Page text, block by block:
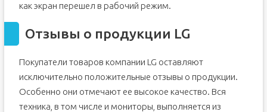
как экран перешел в рабочий режим.
Отзывы о продукции LG
Покупатели товаров компании LG оставляют
исключительно положительные отзывы о продукции.
Особенно они отмечают ее высокое качество. Вся
техника, в том числе и мониторы, выполняется из